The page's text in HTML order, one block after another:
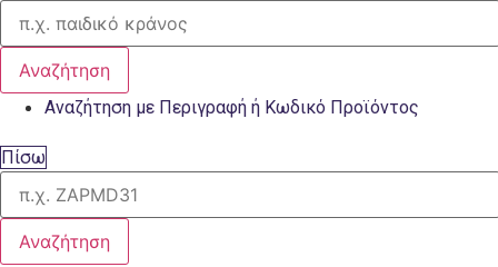
Αναζήτηση
Αναζήτηση με Περιγραφή ή Κωδικό Προϊόντος
Πίσω
Αναζήτηση